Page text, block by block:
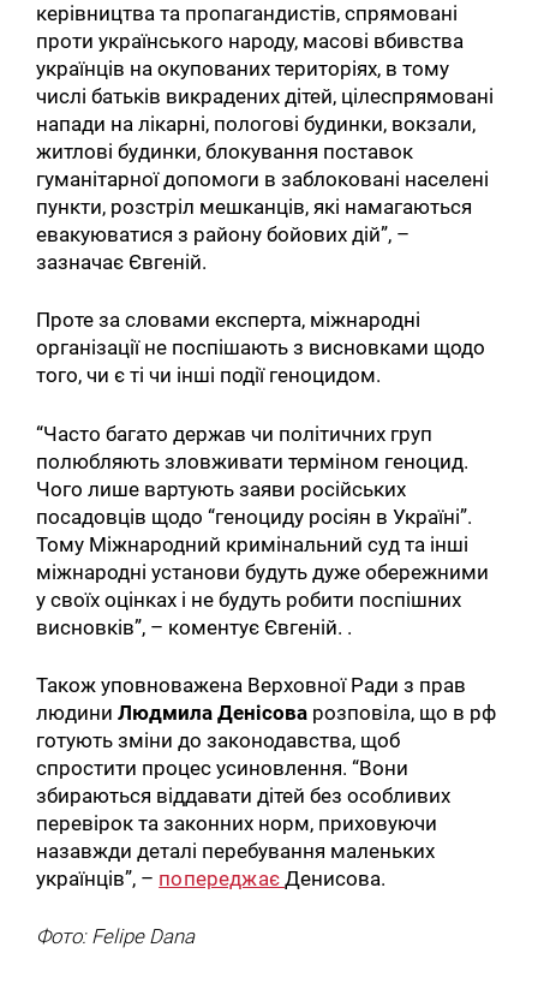
керівництва та пропагандистів, спрямовані
проти українського народу, масові вбивства
українців на окупованих територіях, в тому
числі батьків викрадених дітей, цілеспрямовані
напади на лікарні, пологові будинки, вокзали,
житлові будинки, блокування поставок
гуманітарної допомоги в заблоковані населені
пункти, розстріл мешканців, які намагаються
евакуюватися з району бойових дій”, –
зазначає Євгеній.
Проте за словами експерта, міжнародні
організації не поспішають з висновками щодо
того, чи є ті чи інші події геноцидом.
“Часто багато держав чи політичних груп
полюбляють зловживати терміном геноцид.
Чого лише вартують заяви російських
посадовців щодо “геноциду росіян в Україні”.
Тому Міжнародний кримінальний суд та інші
міжнародні установи будуть дуже обережними
у своїх оцінках і не будуть робити поспішних
висновків”, – коментує Євгеній. .
Також уповноважена Верховної Ради з прав
людини Людмила Денісова розповіла, що в рф
готують зміни до законодавства, щоб
спростити процес усиновлення. “Вони
збираються віддавати дітей без особливих
перевірок та законних норм, приховуючи
назавжди деталі перебування маленьких
українців”, – попереджаєДенисова.
Фото: Felipe Dana